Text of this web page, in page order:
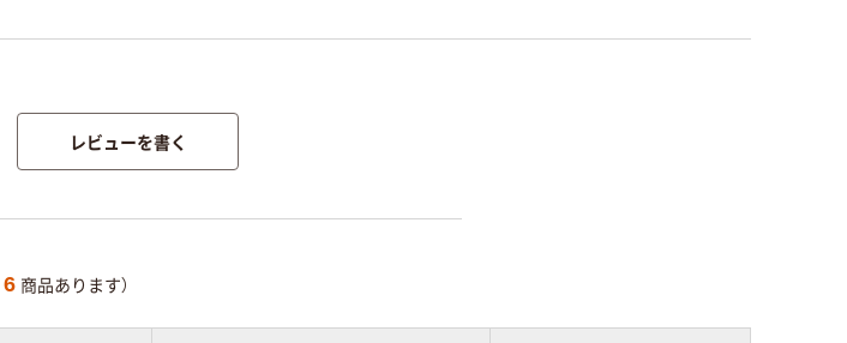
レビューを書く
6 商品あります）